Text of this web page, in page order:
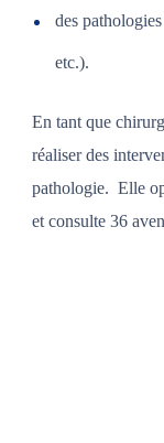
des
etc.).
En tant que
réaliser des
pathologie.Elle
et consulte 36